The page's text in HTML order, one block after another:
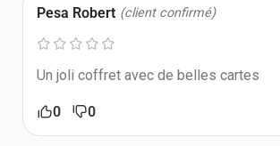
Pesa Robert (client confirmé)
Un joli coffret avec de belles cartes
0 0